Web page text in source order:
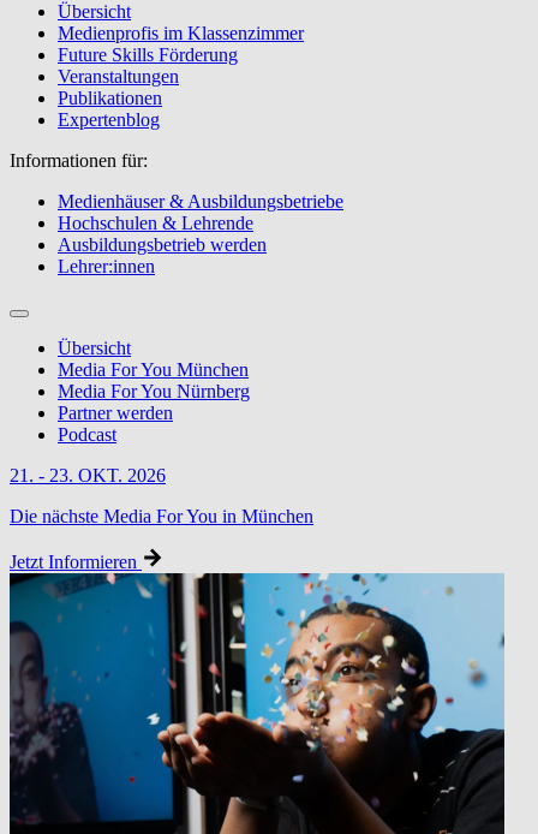
Übersicht
Medienprofis im Klassenzimmer
Future Skills Förderung
Veranstaltungen
Publikationen
Expertenblog
Informationen für:
Medienhäuser & Ausbildungsbetriebe
Hochschulen & Lehrende
Ausbildungsbetrieb werden
Lehrer:innen
Übersicht
Media For You München
Media For You Nürnberg
Partner werden
Podcast
21. - 23. OKT. 2026
Die nächste Media For You in München
Jetzt Informieren